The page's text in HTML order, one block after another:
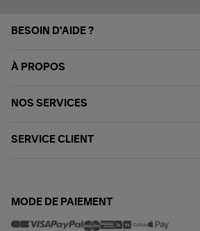
BESOIN D'AIDE ?
À PROPOS
NOS SERVICES
SERVICE CLIENT
MODE DE PAIEMENT